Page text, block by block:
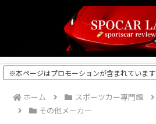
※本ページはプロモーションが含まれています
ホーム スポーツカー専門館
その他メーカー